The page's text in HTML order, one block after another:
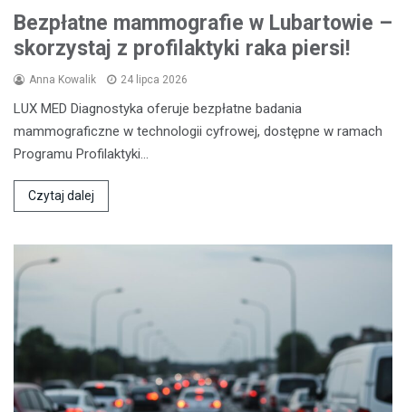
Bezpłatne mammografie w Lubartowie –
skorzystaj z profilaktyki raka piersi!
Anna Kowalik 24 lipca 2026
LUX MED Diagnostyka oferuje bezpłatne badania
mammograficzne w technologii cyfrowej, dostępne w ramach
Programu Profilaktyki…
Czytaj dalej